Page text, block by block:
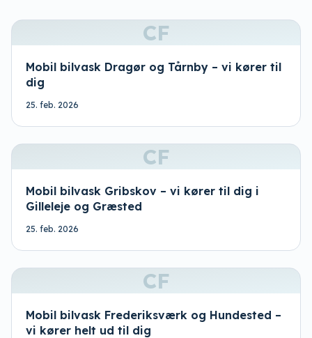
CF
Mobil bilvask Dragør og Tårnby – vi kører til
dig
25. feb. 2026
CF
Mobil bilvask Gribskov – vi kører til dig i
Gilleleje og Græsted
25. feb. 2026
CF
Mobil bilvask Frederiksværk og Hundested –
vi kører helt ud til dig